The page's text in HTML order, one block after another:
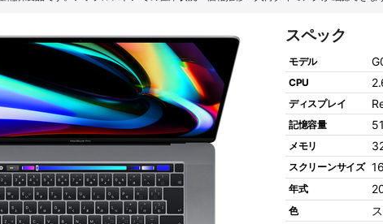
スペック
モデル
CPU
ディスプレイ
記憶容量
メモリ
スクリーンサイズ 16
年式
色